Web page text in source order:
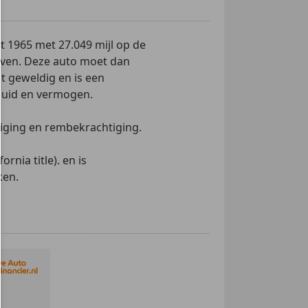
1965 met 27.049 mijl op de
Deze auto moet dan
geweldig en is een
en vermogen.
en rembekrachtiging.
title). en is
voorzieningen.